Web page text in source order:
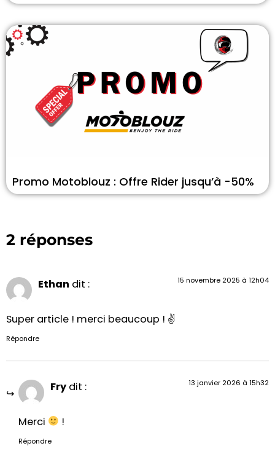
Promo Motoblouz : Offre Rider jusqu’à -50%
2 réponses
Ethan dit : 15 novembre 2025 à 12h04
Super article ! merci beaucoup ! ✌️
Répondre
Fry dit : 13 janvier 2026 à 15h32
Merci !
Répondre